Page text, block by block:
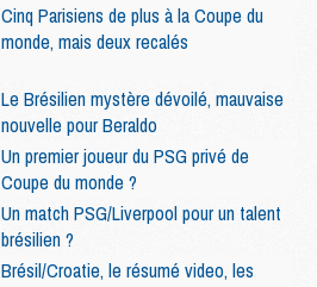
Cinq Parisiens de plus à la Coupe du
monde, mais deux recalés
Le Brésilien mystère dévoilé, mauvaise
nouvelle pour Beraldo
Un premier joueur du PSG privé de
Coupe du monde ?
Un match PSG/Liverpool pour un talent
brésilien ?
Brésil/Croatie, le résumé video, les